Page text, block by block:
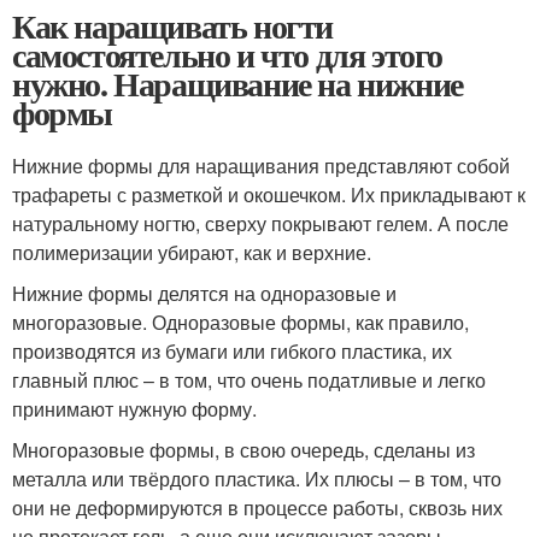
Как наращивать ногти
самостоятельно и что для этого
нужно. Наращивание на нижние
формы
Нижние формы для наращивания представляют собой
трафареты с разметкой и окошечком. Их прикладывают к
натуральному ногтю, сверху покрывают гелем. А после
полимеризации убирают, как и верхние.
Нижние формы делятся на одноразовые и
многоразовые. Одноразовые формы, как правило,
производятся из бумаги или гибкого пластика, их
главный плюс – в том, что очень податливые и легко
принимают нужную форму.
Многоразовые формы, в свою очередь, сделаны из
металла или твёрдого пластика. Их плюсы – в том, что
они не деформируются в процессе работы, сквозь них